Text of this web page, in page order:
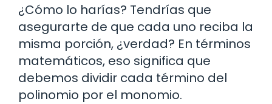
¿Cómo lo harías? Tendrías que
asegurarte de que cada uno reciba la
misma porción, ¿verdad? En términos
matemáticos, eso significa que
debemos dividir cada término del
polinomio por el monomio.